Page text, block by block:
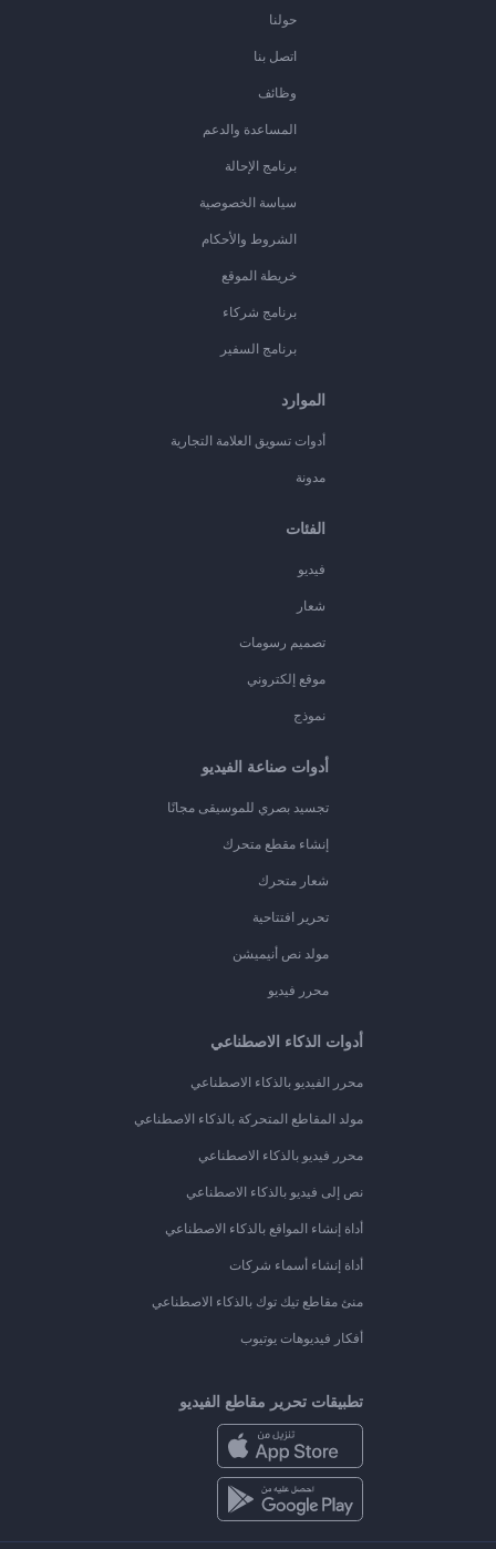
حولنا
اتصل بنا
وظائف
المساعدة والدعم
برنامج الإحالة
سياسة الخصوصية
الشروط والأحكام
خريطة الموقع
برنامج شركاء
برنامج السفير
الموارد
أدوات تسويق العلامة التجارية
مدونة
الفئات
فيديو
شعار
تصميم رسومات
موقع إلكتروني
نموذج
أدوات صناعة الفيديو
تجسيد بصري للموسيقى مجانًا
إنشاء مقطع متحرك
شعار متحرك
تحرير افتتاحية
مولد نص أنيميشن
محرر فيديو
أدوات الذكاء الاصطناعي
محرر الفيديو بالذكاء الاصطناعي
مولد المقاطع المتحركة بالذكاء الاصطناعي
محرر فيديو بالذكاء الاصطناعي
نص إلى فيديو بالذكاء الاصطناعي
أداة إنشاء المواقع بالذكاء الاصطناعي
أداة إنشاء أسماء شركات
منئ مقاطع تيك توك بالذكاء الاصطناعي
أفكار فيديوهات يوتيوب
تطبيقات تحرير مقاطع الفيديو